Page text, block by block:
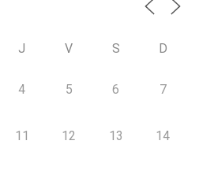
J V S D
4 5 6 7
11 12 13 14